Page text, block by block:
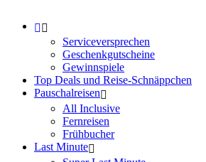
Serviceversprechen
Geschenkgutscheine
Gewinnspiele
Top Deals und Reise-Schnäppchen
Pauschalreisen
All Inclusive
Fernreisen
Frühbucher
Last Minute